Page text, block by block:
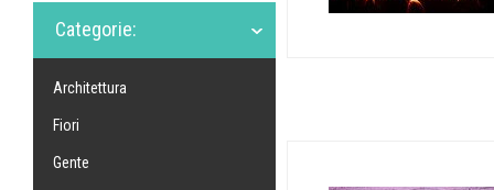
Categorie:
Architettura
Fiori
Gente